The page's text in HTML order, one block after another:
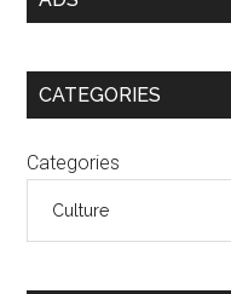
CATEGORIES
Categories